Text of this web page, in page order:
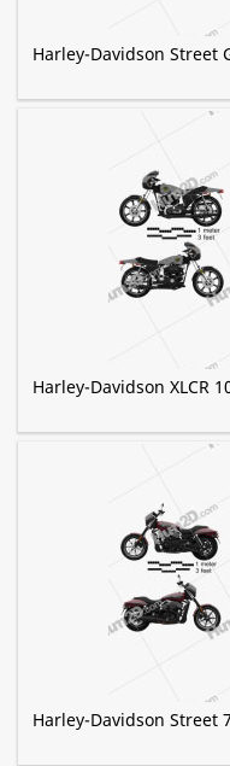
Harley-Davidson Street
Harley-Davidson XLCR
Harley-Davidson Street